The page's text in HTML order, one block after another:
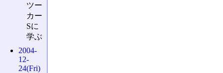
ツー
カー
Sに
学ぶ
2004-
12-
24(Fri)